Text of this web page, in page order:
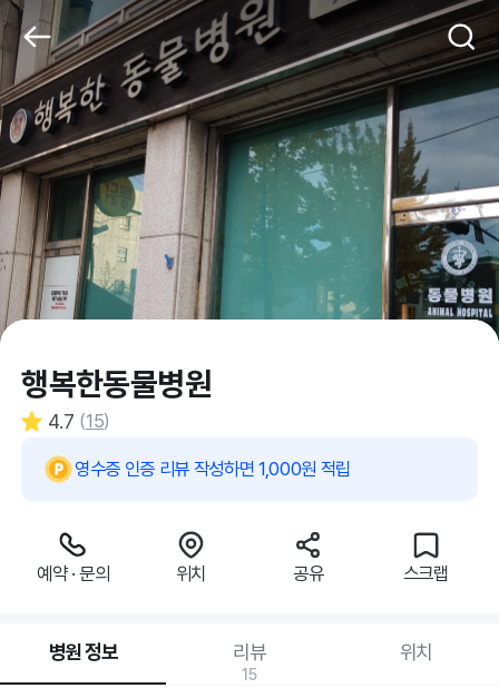
행복한동물병원
4.7 (15)
영수증 인증 리뷰 작성하면 1,000원 적립
예약 · 문의 위치 공유 스크랩
병원 정보 리뷰
15
위치